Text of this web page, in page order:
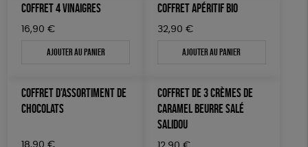
COFFRET 4 VINAIGRES
16,90 €
Ajouter au panier
COFFRET APÉRITIF BIO
32,90 €
Ajouter au panier
COFFRET D’ASSORTIMENT DE
CHOCOLATS
18,90 €
COFFRET DE 3 CRÈMES DE
CARAMEL BEURRE SALÉ
SALIDOU